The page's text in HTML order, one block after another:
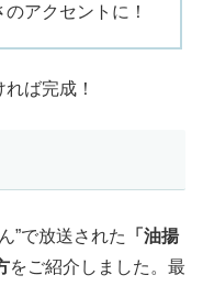
アクセントに！
ば完成！
”で放送された
「油揚
をご紹介しました。最